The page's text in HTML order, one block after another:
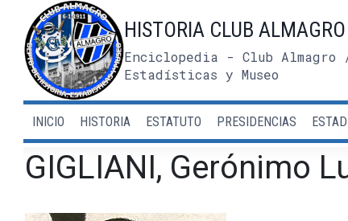
contenido
HISTORIA CLUB ALMAGRO
Enciclopedia - Club Almagro
Estadísticas y Museo
INICIO HISTORIA ESTATUTO PRESIDENCIAS
GIGLIANI, Gerónimo